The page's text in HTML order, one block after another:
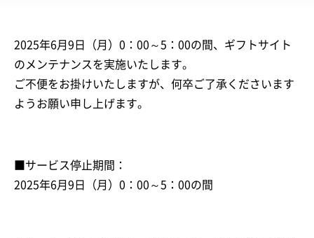
2025年6月9日（月）0：00～5：00の間、ギフトサイト
のメンテナンスを実施いたします。
ご不便をお掛けいたしますが、何卒ご了承くださいます
ようお願い申し上げます。
■サービス停止期間：
2025年6月9日（月）0：00～5：00の間